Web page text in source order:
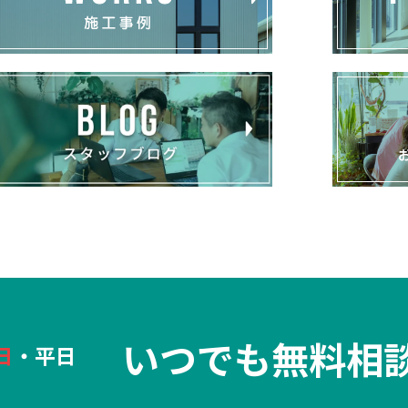
・平日 いつでも無料相